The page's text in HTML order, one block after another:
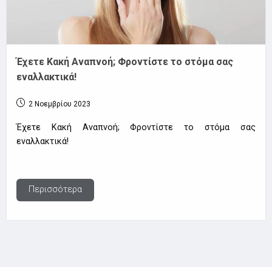
Έχετε Κακή Αναπνοή; Φροντίστε το στόμα σας
εναλλακτικά!
2 Νοεμβρίου 2023
Έχετε Κακή Αναπνοή; Φροντίστε το στόμα σας
εναλλακτικά!
Περισσότερα